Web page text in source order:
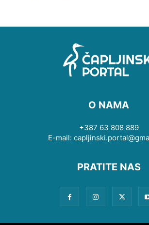
O NAMA
+387 63 808 889
E-mail:
PRATITE NAS